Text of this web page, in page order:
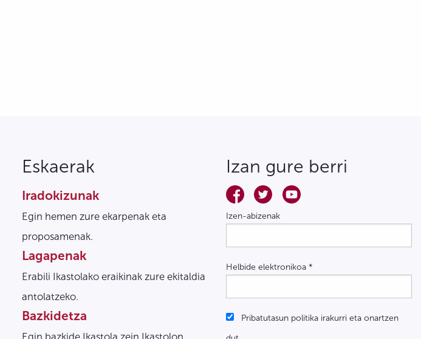
Eskaerak
Iradokizunak
Egin hemen zure ekarpenak eta
proposamenak.
Lagapenak
Erabili Ikastolako eraikinak zure ekitaldia
antolatzeko.
Bazkidetza
Izan gure berri
Izen-abizenak
Helbide elektronikoa *
Pribatutasun politika irakurri eta onartzen